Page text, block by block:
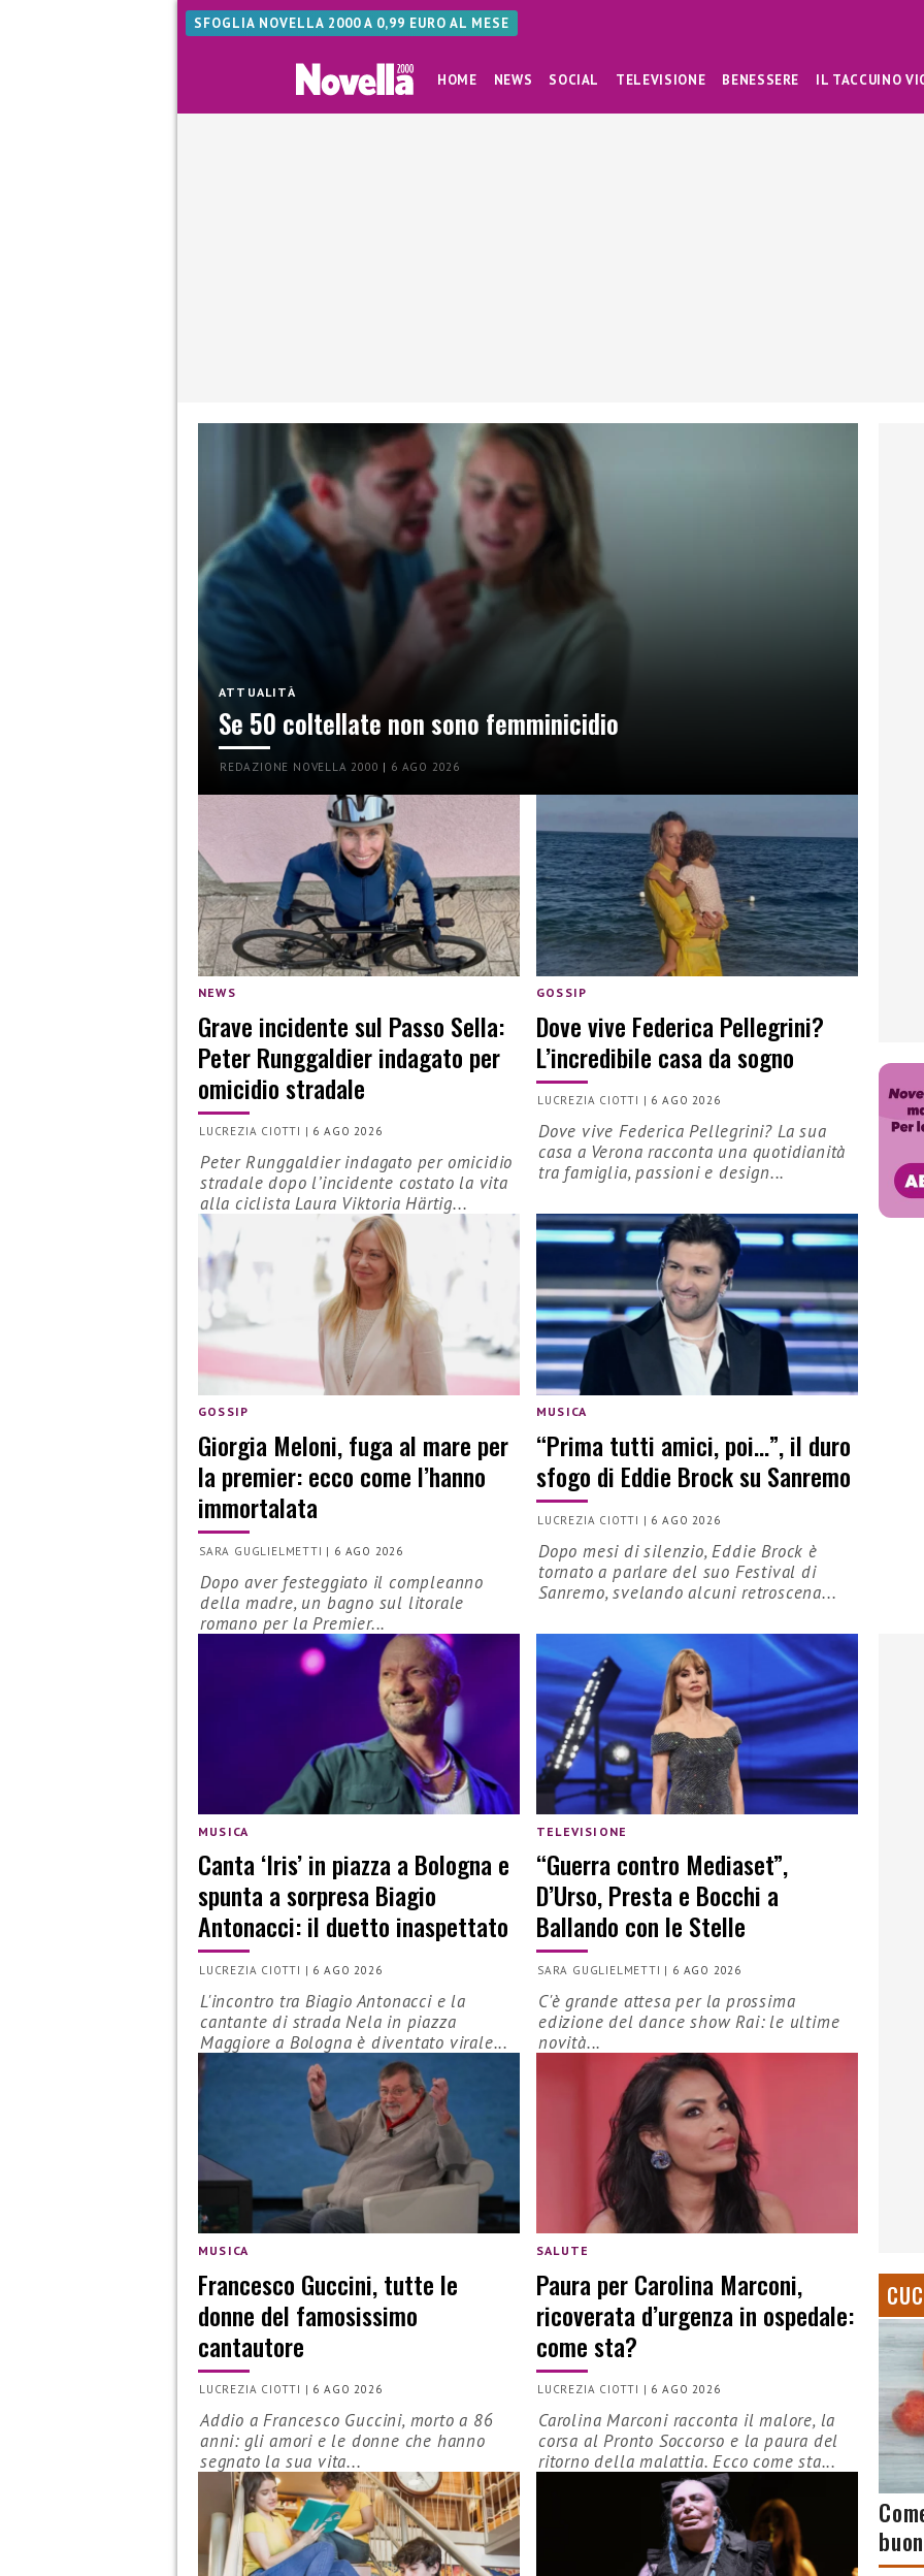
SFOGLIA NOVELLA 2000 A 0,99 EURO AL MESE
HOME NEWS SOCIAL TELEVISIONE BENESSERE IL TACCUINO
ATTUALITÀ
Se 50 coltellate non sono femminicidio
REDAZIONE NOVELLA 2000 | 6 AGO 2026
NEWS
Grave incidente sul Passo Sella:
Peter Runggaldier indagato per
omicidio stradale
LUCREZIA CIOTTI | 6 AGO 2026
Peter Runggaldier indagato per omicidio
stradale dopo l’incidente costato la vita
alla ciclista Laura Viktoria Härtig...
GOSSIP
Dove vive Federica Pellegrini?
L’incredibile casa da sogno
LUCREZIA CIOTTI | 6 AGO 2026
Dove vive Federica Pellegrini? La sua
casa a Verona racconta una quotidianità
tra famiglia, passioni e design...
GOSSIP
Giorgia Meloni, fuga al mare per
la premier: ecco come l’hanno
immortalata
SARA GUGLIELMETTI | 6 AGO 2026
Dopo aver festeggiato il compleanno
della madre, un bagno sul litorale
romano per la Premier...
MUSICA
“Prima tutti amici, poi…”, il duro
sfogo di Eddie Brock su Sanremo
LUCREZIA CIOTTI | 6 AGO 2026
Dopo mesi di silenzio, Eddie Brock è
tornato a parlare del suo Festival di
Sanremo, svelando alcuni retroscena...
MUSICA
Canta ‘Iris’ in piazza a Bologna e
spunta a sorpresa Biagio
Antonacci: il duetto inaspettato
LUCREZIA CIOTTI | 6 AGO 2026
L'incontro tra Biagio Antonacci e la
cantante di strada Nela in piazza
Maggiore a Bologna è diventato virale...
TELEVISIONE
“Guerra contro Mediaset”,
D’Urso, Presta e Bocchi a
Ballando con le Stelle
SARA GUGLIELMETTI | 6 AGO 2026
C'è grande attesa per la prossima
edizione del dance show Rai: le ultime
novità...
MUSICA
Francesco Guccini, tutte le
donne del famosissimo
cantautore
LUCREZIA CIOTTI | 6 AGO 2026
Addio a Francesco Guccini, morto a 86
anni: gli amori e le donne che hanno
segnato la sua vita...
SALUTE
Paura per Carolina Marconi,
ricoverata d’urgenza in ospedale:
come sta?
LUCREZIA CIOTTI | 6 AGO 2026
Carolina Marconi racconta il malore, la
corsa al Pronto Soccorso e la paura del
ritorno della malattia. Ecco come sta...